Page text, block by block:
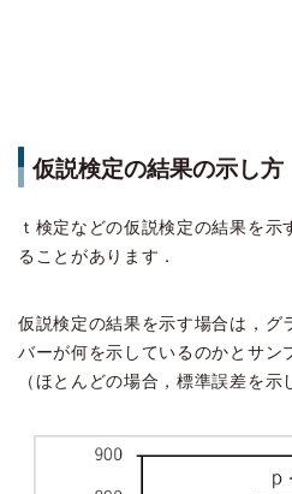
仮説検定の結果の示し方
ｔ検定などの仮説検定の結果を
ることがあります．
仮説検定の結果を示す場合は，グ
バーが何を示しているのかとサン
（ほとんどの場合，標準誤差を示